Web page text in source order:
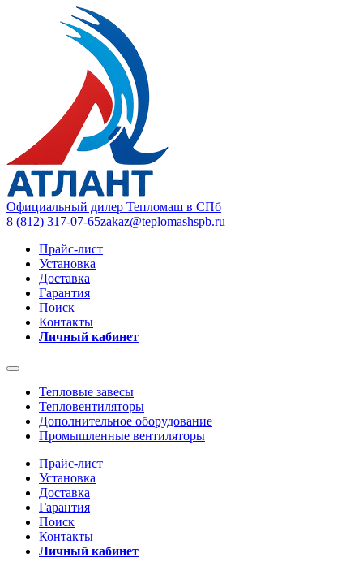
Официальный дилер Тепломаш в СПб
8 (812) 317-07-65zakaz@teplomashspb.ru
Прайс-лист
Установка
Доставка
Гарантия
Поиск
Контакты
Личный кабинет
Тепловые завесы
Тепловентиляторы
Дополнительное оборудование
Промышленные вентиляторы
Прайс-лист
Установка
Доставка
Гарантия
Поиск
Контакты
Личный кабинет